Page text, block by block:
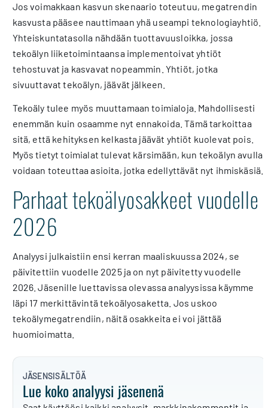
Jos voimakkaan kasvun skenaario toteutuu, megatrendin
kasvusta pääsee nauttimaan yhä useampi teknologiayhtiö.
Yhteiskuntatasolla nähdään tuottavuusloikka, jossa
tekoälyn liiketoimintaansa implementoivat yhtiöt
tehostuvat ja kasvavat nopeammin. Yhtiöt, jotka
sivuuttavat tekoälyn, jäävät jälkeen.
Tekoäly tulee myös muuttamaan toimialoja. Mahdollisesti
enemmän kuin osaamme nyt ennakoida. Tämä tarkoittaa
sitä, että kehityksen kelkasta jäävät yhtiöt kuolevat pois.
Myös tietyt toimialat tulevat kärsimään, kun tekoälyn avulla
voidaan toteuttaa asioita, jotka edellyttävät nyt ihmiskäsiä.
Parhaat tekoälyosakkeet vuodelle
2026
Analyysi julkaistiin ensi kerran maaliskuussa 2024, se
päivitettiin vuodelle 2025 ja on nyt päivitetty vuodelle
2026. Jäsenille luettavissa olevassa analyysissa käymme
läpi 17 merkittävintä tekoälyosaketta. Jos uskoo
tekoälymegatrendiin, näitä osakkeita ei voi jättää
huomioimatta.
JÄSENSISÄLTÖÄ
Lue koko analyysi jäsenenä